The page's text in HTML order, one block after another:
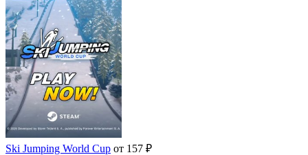
Ski Jumping World Cup от 157 ₽